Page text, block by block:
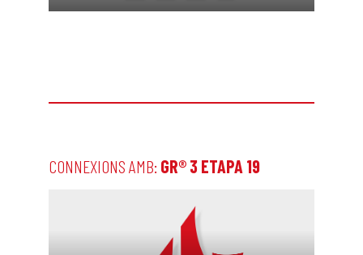
CONNEXIONS AMB: GR® 3 ETAPA 19